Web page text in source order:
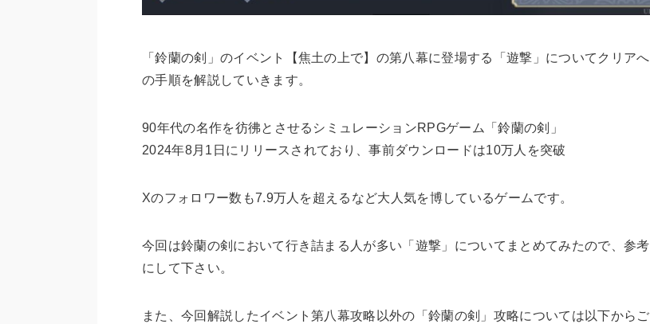
「鈴蘭の剣」のイベント【焦土の上で】の第八幕に登場する「遊撃」についてクリアへ
の手順を解説していきます。
90年代の名作を彷彿とさせるシミュレーションRPGゲーム「鈴蘭の剣」
2024年8月1日にリリースされており、事前ダウンロードは10万人を突破
Xのフォロワー数も7.9万人を超えるなど大人気を博しているゲームです。
今回は鈴蘭の剣において行き詰まる人が多い「遊撃」についてまとめてみたので、参考
にして下さい。
また、今回解説したイベント第八幕攻略以外の「鈴蘭の剣」攻略については以下からご